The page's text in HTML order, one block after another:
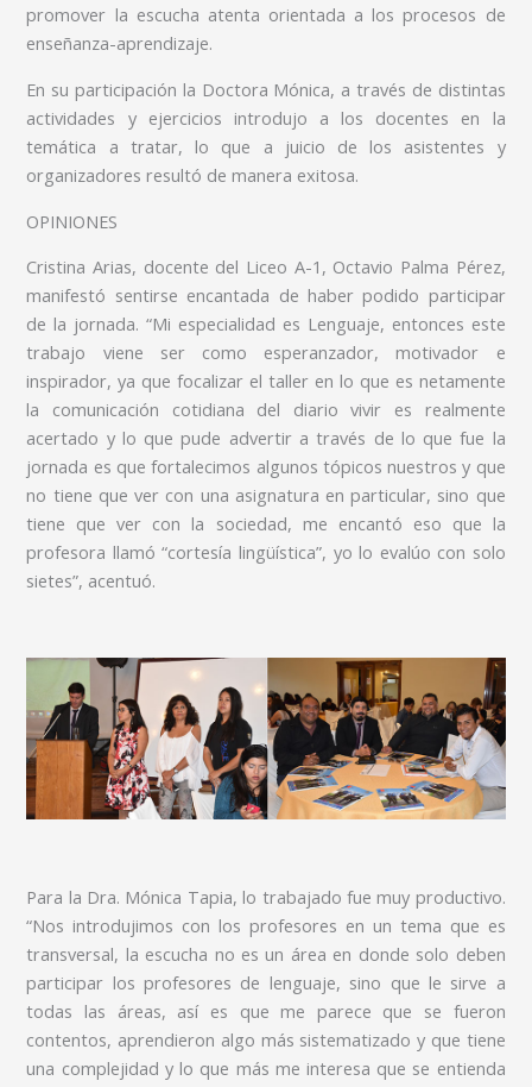
promover la escucha atenta orientada a los procesos de
enseñanza-aprendizaje.
En su participación la Doctora Mónica, a través de distintas
actividades y ejercicios introdujo a los docentes en la
temática a tratar, lo que a juicio de los asistentes y
organizadores resultó de manera exitosa.
OPINIONES
Cristina Arias, docente del Liceo A-1, Octavio Palma Pérez,
manifestó sentirse encantada de haber podido participar
de la jornada. “Mi especialidad es Lenguaje, entonces este
trabajo viene ser como esperanzador, motivador e
inspirador, ya que focalizar el taller en lo que es netamente
la comunicación cotidiana del diario vivir es realmente
acertado y lo que pude advertir a través de lo que fue la
jornada es que fortalecimos algunos tópicos nuestros y que
no tiene que ver con una asignatura en particular, sino que
tiene que ver con la sociedad, me encantó eso que la
profesora llamó “cortesía lingüística”, yo lo evalúo con solo
sietes”, acentuó.
Para la Dra. Mónica Tapia, lo trabajado fue muy productivo.
“Nos introdujimos con los profesores en un tema que es
transversal, la escucha no es un área en donde solo deben
participar los profesores de lenguaje, sino que le sirve a
todas las áreas, así es que me parece que se fueron
contentos, aprendieron algo más sistematizado y que tiene
una complejidad y lo que más me interesa que se entienda